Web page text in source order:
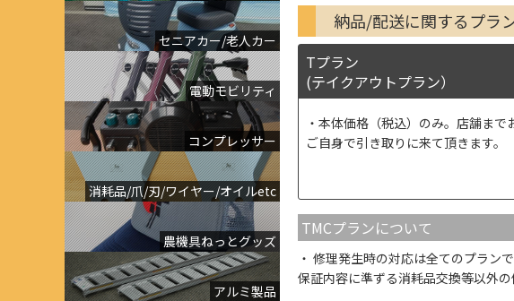
セニアカー/老人カー
電動モビリティ
コンプレッサー
消耗品/爪/刃/ワイヤー/オイルetc
農機具ねっとグッズ
アルミ製品
納品/配送に関するプラ
Tプラン
(テイクアウトプラン）
本体価格（税込）のみ。店舗まで
ご自身で引き取りに来て頂きます。
TMCプランについて
修理発生時の対応は全てのプラン
保証内容に準ずる消耗品交換等以外の